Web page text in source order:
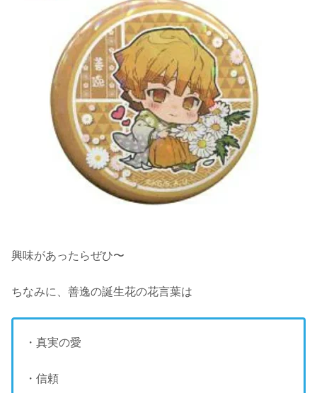
興味があったらぜひ〜
ちなみに、善逸の誕生花の花言葉は
・真実の愛
・信頼